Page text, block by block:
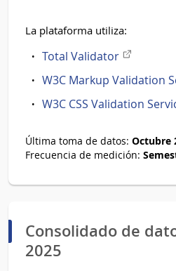
La plataforma utiliza:
Total ValidatorEnlace
W3C Markup Validation
W3C CSS Validation
Última toma de datos: Octubre
Frecuencia de medición:
Consolidado de
2025